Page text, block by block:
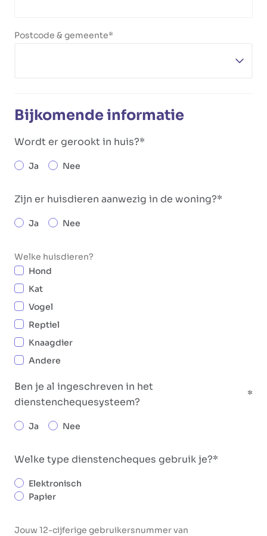
Postcode & gemeente
Bijkomende informatie
Wordt er gerookt in huis?
Ja Nee
Zijn er huisdieren aanwezig in de woning?
Ja Nee
Welke huisdieren?
Hond
Kat
Vogel
Reptiel
Knaagdier
Andere
Ben je al ingeschreven in het
dienstenchequesysteem?
Ja Nee
Welke type dienstencheques gebruik je?
Elektronisch
Papier
Jouw 12-cijferige gebruikersnummer van